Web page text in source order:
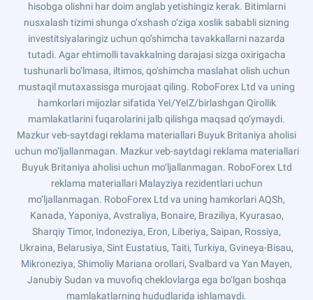
hisobga olishni har doim anglab yetishingiz kerak. Bitimlarni
nusxalash tizimi shunga o‘xshash o‘ziga xoslik sababli sizning
investitsiyalaringiz uchun qo‘shimcha tavakkallarni nazarda
tutadi. Agar ehtimolli tavakkalning darajasi sizga oxirigacha
tushunarli bo‘lmasa, iltimos, qo‘shimcha maslahat olish uchun
mustaqil mutaxassisga murojaat qiling. RoboForex Ltd va uning
hamkorlari mijozlar sifatida YeI/YeIZ/birlashgan Qirollik
mamlakatlarini fuqarolarini jalb qilishga maqsad qo‘ymaydi.
Mazkur veb-saytdagi reklama materiallari Buyuk Britaniya aholisi
uchun mo‘ljallanmagan. Mazkur veb-saytdagi reklama materiallari
Buyuk Britaniya aholisi uchun mo‘ljallanmagan. RoboForex Ltd
reklama materiallari Malayziya rezidentlari uchun
mo‘ljallanmagan. RoboForex Ltd va uning hamkorlari AQSh,
Kanada, Yaponiya, Avstraliya, Bonaire, Braziliya, Kyurasao,
Sharqiy Timor, Indoneziya, Eron, Liberiya, Saipan, Rossiya,
Ukraina, Belarusiya, Sint Eustatius, Taiti, Turkiya, Gvineya-Bisau,
Mikroneziya, Shimoliy Mariana orollari, Svalbard va Yan Mayen,
Janubiy Sudan va muvofiq cheklovlarga ega bo‘lgan boshqa
mamlakatlarning hududlarida ishlamaydi.